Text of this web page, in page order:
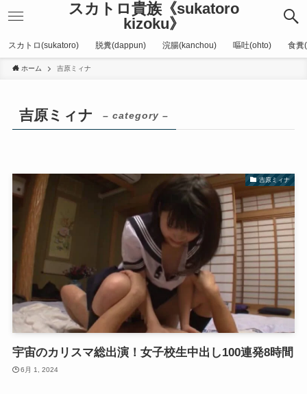
スカトロ貴族《sukatoro
kizoku》
スカトロ(sukatoro) 脱糞(dappun) 浣腸(kanchou) 嘔吐(ohto) 食糞
ホーム 吉原ミィナ
吉原ミィナ – category –
吉原ミィナ
宇宙のカリスマ総出演！女子校生中出し100連発8時間
6月 1, 2024